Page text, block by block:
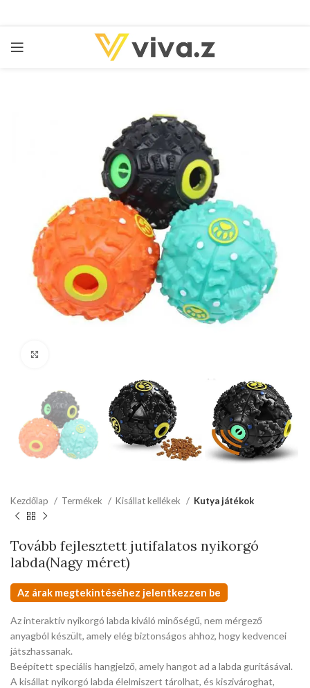
Kezdőlap Termékek Kisállat kellékek Kutya játékok
Tovább fejlesztett jutifalatos nyikorgó
labda(Nagy méret)
Az árak megtekintéséhez jelentkezzen be
Az interaktív nyikorgó labda kiváló minőségű, nem mérgező
anyagból készült, amely elég biztonságos ahhoz, hogy kedvencei
játszhassanak.
Beépített speciális hangjelző, amely hangot ad a labda gurításával.
A kisállat nyikorgó labda élelmiszert tárolhat, és kiszivároghat,